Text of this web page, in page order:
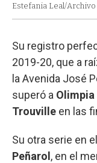
Estefania Leal/Archivo
Su registro
2019-20, que a
la Avenida José
superó a Olimpia
Trouville en las
Su otra serie en
Peñarol , en el